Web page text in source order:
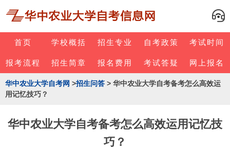
首页 学校概括 招生专业 自考政策 考试时间
报考流程 招生简章 报名费用 考试答疑 网上报名
华中农业大学自考网 >招生问答 > 华中农业大学自考备考怎么高效运
用记忆技巧？
华中农业大学自考备考怎么高效运用记忆技
巧？